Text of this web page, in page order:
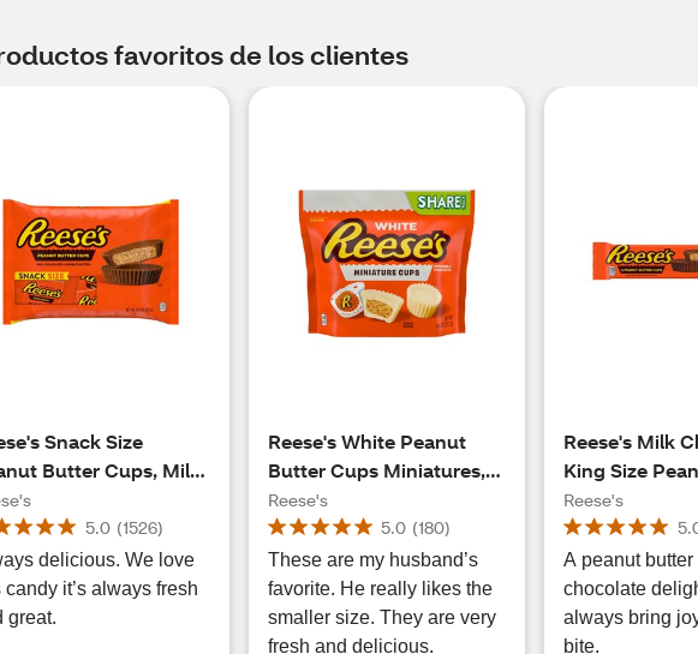
favoritos de los clientes
Snack Size
Butter Cups, Milk
10.5 OZ
5.0 (1526)
delicious. We love
candy it’s always fresh
great.
Reese's White Peanut
Butter Cups Miniatures,
10.5 OZ
Reese's
5.0 (180)
These are my husband’s
favorite. He really likes the
smaller size. They are very
fresh and delicious.
Reese's Milk
King Size
Cups Candy,
Reese's
A peanut butter
chocolate
always bring
bite.